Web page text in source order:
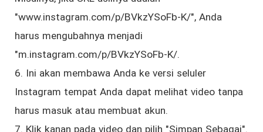
"www.instagram.com/p/BVkzYSoFb-K/", Anda
harus mengubahnya menjadi
"m.instagram.com/p/BVkzYSoFb-K/.
6. Ini akan membawa Anda ke versi seluler
Instagram tempat Anda dapat melihat video tanpa
harus masuk atau membuat akun.
7. Klik kanan pada video dan pilih "Simpan Sebagai".